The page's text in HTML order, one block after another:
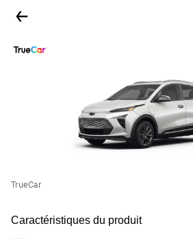
TrueCar
Caractéristiques du produit